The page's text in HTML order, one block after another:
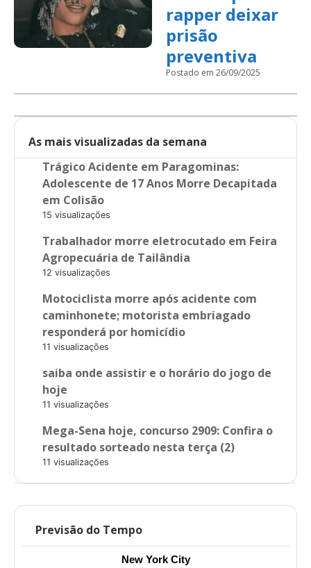
rapper deixar
prisão
preventiva
Postado em 26/09/2025
As mais visualizadas da semana
Trágico Acidente em Paragominas:
Adolescente de 17 Anos Morre Decapitada
em Colisão
15 visualizações
Trabalhador morre eletrocutado em Feira
Agropecuária de Tailândia
12 visualizações
Motociclista morre após acidente com
caminhonete; motorista embriagado
responderá por homicídio
11 visualizações
saiba onde assistir e o horário do jogo de
hoje
11 visualizações
Mega-Sena hoje, concurso 2909: Confira o
resultado sorteado nesta terça (2)
11 visualizações
Previsão do Tempo
New York City